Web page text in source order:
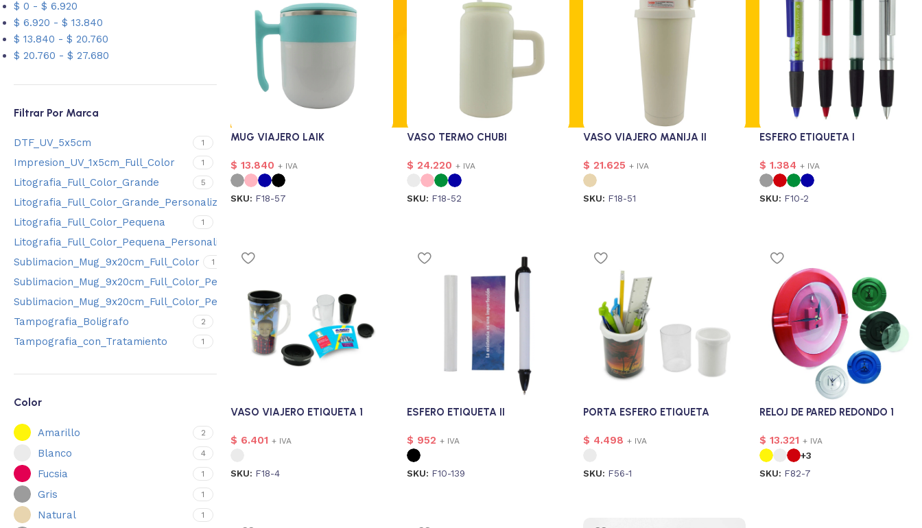
$ 0 - $ 6.920
$ 6.920 - $ 13.840
$ 13.840 - $ 20.760
$ 20.760 - $ 27.680
Filtrar Por Marca
DTF_UV_5x5cm 1
Impresion_UV_1x5cm_Full_Color 1
Litografia_Full_Color_Grande 5
Litografia_Full_Color_Grande_Personalizado 5
Litografia_Full_Color_Pequena 1
Litografia_Full_Color_Pequena_Personalizado
Sublimacion_Mug_9x20cm_Full_Color 1
Sublimacion_Mug_9x20cm_Full_Color_Personalizado
Sublimacion_Mug_9x20cm_Full_Color_Personalizado_E_Imagen 1
Tampografia_Boligrafo 2
Tampografia_con_Tratamiento 1
Color
Amarillo 2
Blanco 4
Fucsia 1
Gris 1
Natural 1
MUG VIAJERO LAIK
$ 13.840 + IVA
SKU: F18-57
VASO TERMO CHUBI
$ 24.220 + IVA
SKU: F18-52
VASO VIAJERO MANIJA II
$ 21.625 + IVA
SKU: F18-51
ESFERO ETIQUETA I
$ 1.384 + IVA
SKU: F10-2
VASO VIAJERO ETIQUETA 1
$ 6.401 + IVA
SKU: F18-4
ESFERO ETIQUETA II
$ 952 + IVA
SKU: F10-139
PORTA ESFERO ETIQUETA
$ 4.498 + IVA
SKU: F56-1
RELOJ DE PARED REDONDO 1
$ 13.321 + IVA
+3
SKU: F82-7